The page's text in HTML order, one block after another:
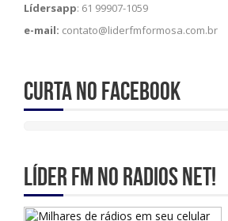
Lídersapp: 61 99907-1059
e-mail: contato@liderfmformosa.com.br
Curta no Facebook
Líder Fm no Radios Net!